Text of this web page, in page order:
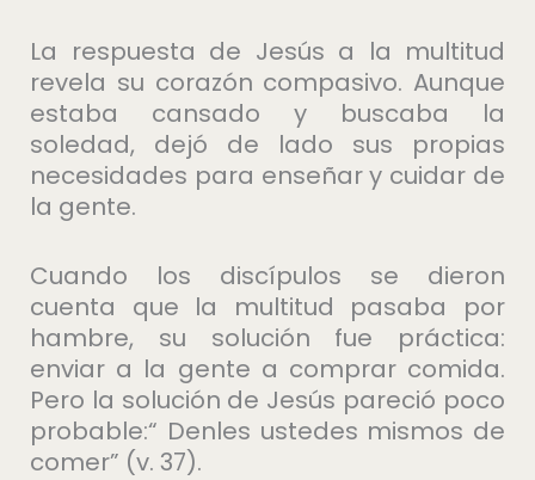
La respuesta de Jesús a la multitud
revela su corazón compasivo. Aunque
estaba cansado y buscaba la
soledad, dejó de lado sus propias
necesidades para enseñar y cuidar de
la gente.
Cuando los discípulos se dieron
cuenta que la multitud pasaba por
hambre, su solución fue práctica:
enviar a la gente a comprar comida.
Pero la solución de Jesús pareció poco
probable:“ Denles ustedes mismos de
comer” (v. 37).